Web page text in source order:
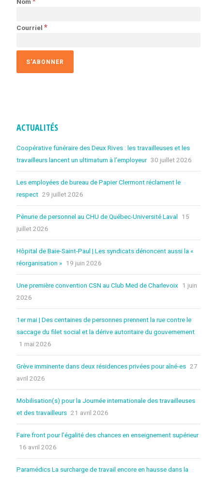
Nom
Courriel*
ACTUALITÉS
Coopérative funéraire des Deux Rives : les travailleuses et les
travailleurs lancent un ultimatum à l’employeur 30 juillet 2026
Les employées de bureau de Papier Clermont réclament le
respect 29 juillet 2026
Pénurie de personnel au CHU de Québec-Université Laval
15
juillet 2026
Hôpital de Baie-Saint-Paul | Les syndicats dénoncent aussi la «
réorganisation » 19 juin 2026
Une première convention CSN au Club Med de Charlevoix
1 juin
2026
1er mai | Des centaines de personnes prennent la rue contre le
saccage du filet social et la dérive autoritaire du gouvernement
1 mai 2026
Grève imminente dans deux résidences privées pour aîné-es 27
avril 2026
Mobilisation(s) pour la Journée internationale des travailleuses
et des travailleurs 21 avril 2026
Faire front pour l’égalité des chances en enseignement supérieur
16 avril 2026
Paramédics La surcharge de travail encore en hausse dans la